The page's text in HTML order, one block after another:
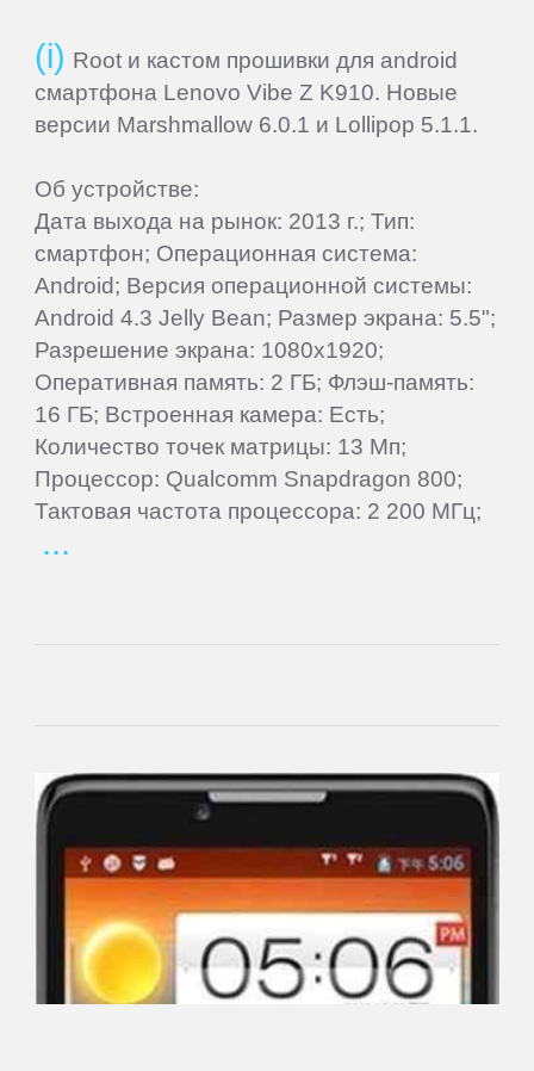
Root и кастом прошивки для android
смартфона Lenovo Vibe Z K910. Новые
версии Marshmallow 6.0.1 и Lollipop 5.1.1.
Об устройстве:
Дата выхода на рынок: 2013 г.; Тип:
смартфон; Операционная система:
Android; Версия операционной системы:
Android 4.3 Jelly Bean; Размер экрана: 5.5";
Разрешение экрана: 1080x1920;
Оперативная память: 2 ГБ; Флэш-память:
16 ГБ; Встроенная камера: Есть;
Количество точек матрицы: 13 Мп;
Процессор: Qualcomm Snapdragon 800;
Тактовая частота процессора: 2 200 МГц;
Yarvik
ZTE
СМАРТФОНЫ
Acer
Alcatel
Archos
Ark
Blackview
BQ-
Mobile